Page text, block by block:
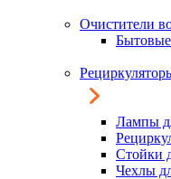
Очистители
Бытовые
Лампы
Стойки
Чехлы